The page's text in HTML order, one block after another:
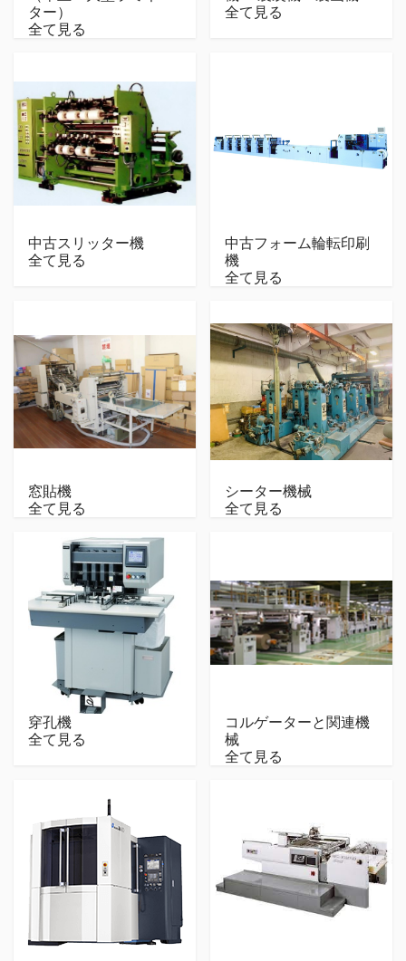
ター）
全て見る
全て見る
中古スリッター機
全て見る
中古フォーム輪転印刷
機
全て見る
窓貼機
全て見る
シーター機械
全て見る
穿孔機
全て見る
コルゲーターと関連機
械
全て見る